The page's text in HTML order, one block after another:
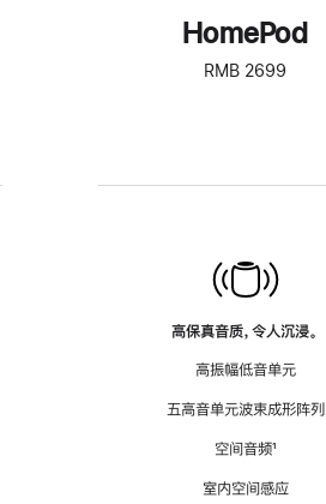
HomePod
RMB 2699
高保真音质，令人沉浸。
高振幅低音单元
五高音单元波束成形阵列
空间音频脚
¹
室内空间感应